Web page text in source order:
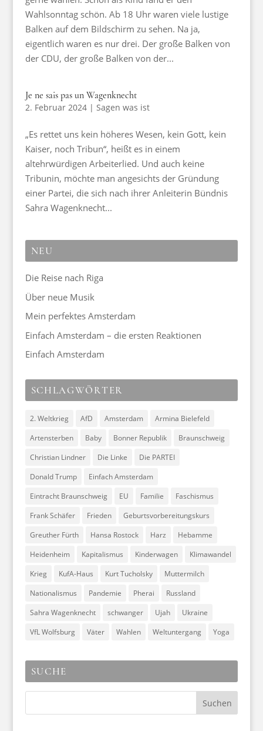
Wahlsonntag schön. Ab 18 Uhr waren viele lustige
Balken auf dem Bildschirm zu sehen. Na ja,
eigentlich waren es nur drei. Der große Balken von
der CDU, der große Balken von der...
Je ne sais pas un Wagenknecht
2. Februar 2024| Sagen was ist
„Es rettet uns kein höheres Wesen, kein Gott, kein
Kaiser, noch Tribun“, heißt es in einem
altehrwürdigen Arbeiterlied. Und auch keine
Tribunin, möchte man angesichts der Gründung
einer Partei, die sich nach ihrer Anleiterin Bündnis
Sahra Wagenknecht...
NEU
Die Reise nach Riga
Über neue Musik
Mein perfektes Amsterdam
Einfach Amsterdam – die ersten Reaktionen
Einfach Amsterdam
SCHLAGWÖRTER
2. Weltkrieg AfD Amsterdam
Armina Bielefeld
Artensterben
Baby Bonner Republik
Braunschweig
Christian Lindner
Die Linke
Die PARTEI
Donald Trump
Einfach Amsterdam
Eintracht Braunschweig
EU Familie
Faschismus
Frank Schäfer
Frieden
Geburtsvorbereitungskurs
Greuther Fürth
Hansa Rostock Harz
Hebamme
Heidenheim
Kapitalismus Kinderwagen
Klimawandel
Krieg
KufA-Haus Kurt Tucholsky
Muttermilch
Nationalismus
Pandemie Pherai
Russland
Sahra Wagenknecht
schwanger Ujah
Ukraine
VfL Wolfsburg
Väter Wahlen Weltuntergang Yoga
SUCHE